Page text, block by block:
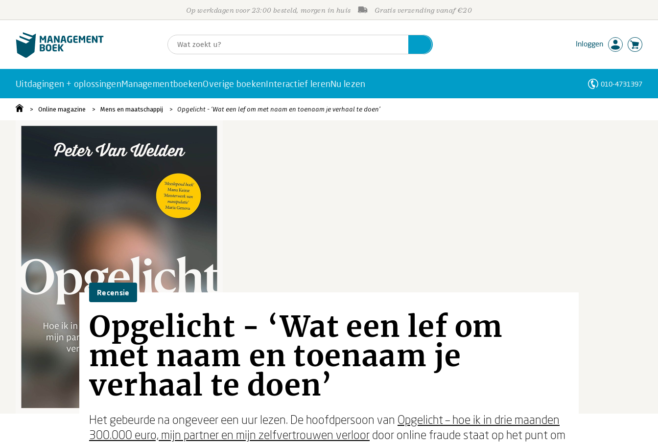
Op werkdagen voor 23:00 besteld, morgen in huis Gratis verzending vanaf €20
Inloggen
Uitdagingen + oplossingenManagementboekenOverige boekenInteractief lerenNu lezen 010-4731397
Online magazine Mens en maatschappij Opgelicht - ‘Wat een lef om met naam en toenaam je verhaal te doen’
Recensie
Opgelicht - ‘Wat een lef om
met naam en toenaam je
verhaal te doen’
Het gebeurde na ongeveer een uur lezen. De hoofdpersoon van Opgelicht – hoe ik in drie maanden
300.000 euro, mijn partner en mijn zelfvertrouwen verloor door online fraude staat op het punt om
Personen